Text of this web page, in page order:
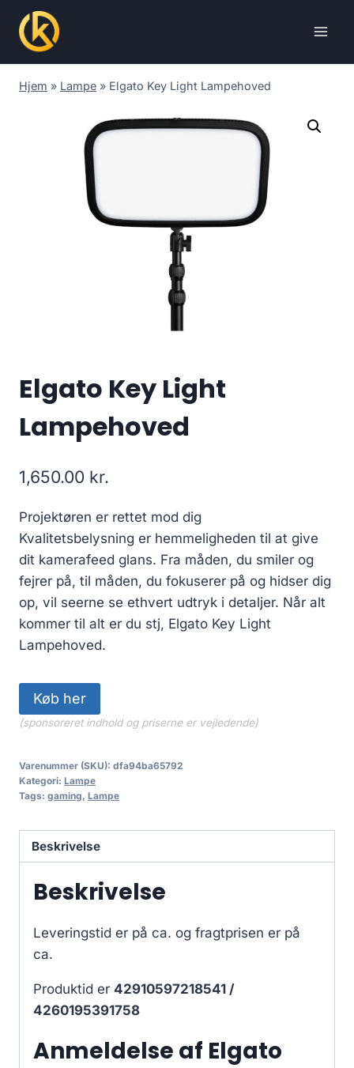
content
Hjem » Lampe » Elgato Key Light Lampehoved
Elgato Key Light
Lampehoved
1,650.00 kr.
Projektøren er rettet mod dig
Kvalitetsbelysning er hemmeligheden til at give
dit kamerafeed glans. Fra måden, du smiler og
fejrer på, til måden, du fokuserer på og hidser dig
op, vil seerne se ethvert udtryk i detaljer. Når alt
kommer til alt er du stj, Elgato Key Light
Lampehoved.
Køb her
(sponsoreret indhold og priserne er vejledende)
Varenummer (SKU): dfa94ba65792
Kategori: Lampe
Tags: gaming, Lampe
Beskrivelse
Beskrivelse
Leveringstid er på ca. og fragtprisen er på
ca.
Produktid er 42910597218541 /
4260195391758
Anmeldelse af Elgato